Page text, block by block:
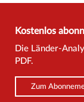
Kostenlos
Die Länder-
PDF.
Zum